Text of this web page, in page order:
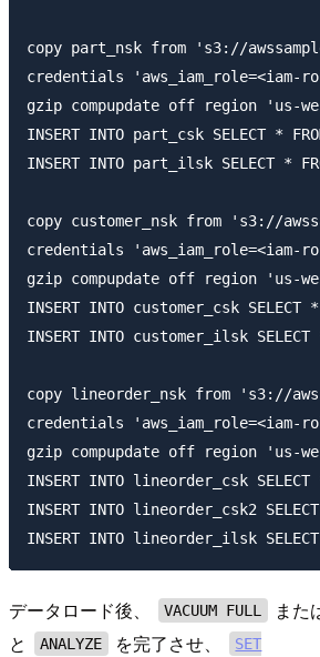
copy part_nsk from 's3://
credentials 'aws_iam_role=<iam-
gzip compupdate off region 'us-
INSERT INTO part_csk SELECT *
INSERT INTO part_ilsk SELECT *
copy customer_nsk from 's3://
credentials 'aws_iam_role=<iam-
gzip compupdate off region 'us-
INSERT INTO customer_csk SELECT
INSERT INTO customer_ilsk SELECT
copy lineorder_nsk from 's3://
credentials 'aws_iam_role=<iam-
gzip compupdate off region 'us-
INSERT INTO lineorder_csk
INSERT INTO lineorder_csk2
データロード後、 VACUUM FULL また
と ANALYZE を完了させ、
SET